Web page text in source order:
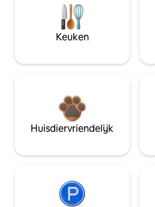
Keuken
Huisdiervriendelijk